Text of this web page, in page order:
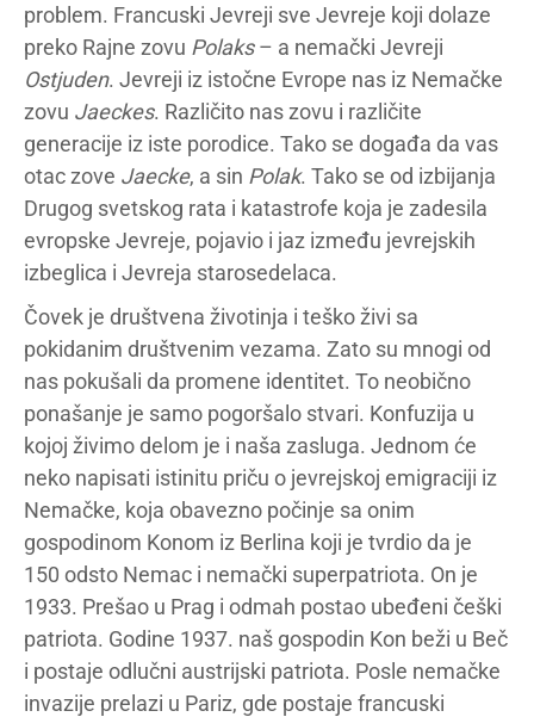
problem. Francuski Jevreji sve Jevreje koji dolaze
preko Rajne zovu Polaks– a nemački Jevreji
Ostjuden. Jevreji iz istočne Evrope nas iz Nemačke
zovu Jaeckes. Različito nas zovu i različite
generacije iz iste porodice. Tako se događa da vas
otac zove Jaecke, a sin Polak. Tako se od izbijanja
Drugog svetskog rata i katastrofe koja je zadesila
evropske Jevreje, pojavio i jaz između jevrejskih
izbeglica i Jevreja starosedelaca.
Čovek je društvena životinja i teško živi sa
pokidanim društvenim vezama. Zato su mnogi od
nas pokušali da promene identitet. To neobično
ponašanje je samo pogoršalo stvari. Konfuzija u
kojoj živimo delom je i naša zasluga. Jednom će
neko napisati istinitu priču o jevrejskoj emigraciji iz
Nemačke, koja obavezno počinje sa onim
gospodinom Konom iz Berlina koji je tvrdio da je
150 odsto Nemac i nemački superpatriota. On je
1933. Prešao u Prag i odmah postao ubeđeni češki
patriota. Godine 1937. naš gospodin Kon beži u Beč
i postaje odlučni austrijski patriota. Posle nemačke
invazije prelazi u Pariz, gde postaje francuski